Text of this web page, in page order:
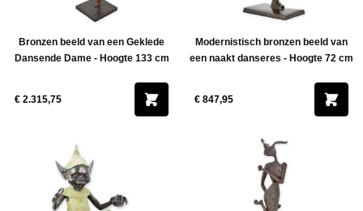
Bronzen beeld van een Geklede
Dansende Dame - Hoogte 133 cm
€ 2.315,75
Modernistisch bronzen beeld van
een naakt danseres - Hoogte 72 cm
€ 847,95